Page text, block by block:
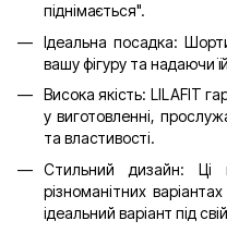
піднімається".
Ідеальна посадка:
вашу фігуру та надаючи
Висока якість: LILAFIT
у виготовленні,
та властивості.
Стильний дизайн: Ці
різноманітних
ідеальний варіант під